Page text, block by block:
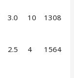
3.0 10 1308
2.5 4 1564